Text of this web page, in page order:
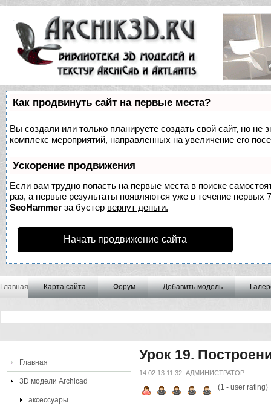
Как продвинуть сайт на первые места?
Вы создали или только планируете создать свой сайт, но не
комплекс мероприятий, направленных на увеличение его
Ускорение продвижения
Если вам трудно попасть на первые места в поиске
раз, а первые результаты появляются уже в течение первых
SeoHammer за бустер вернут деньги.
Начать продвижение сайта
Главная Карта сайта Форум Добавить модель
Главная
3D модели Archicad
аксессуары
Урок 19.
14.02.13 11:32 АДМИНИСТРАТОР
(1 - user rating)